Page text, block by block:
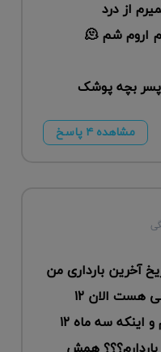
از درد
شم 🫠
پسر بچه پوشک
مشاهده ۴ پاسخ
عزیز ماه گذشته ۱۱ تاریخ آخرین بارداری من
بوده ،روش جلوگیریمون طبیعی هست الان ۱۲
خرداد هست هنوز پریود نشدم و اینکه سه ماه ۱۲